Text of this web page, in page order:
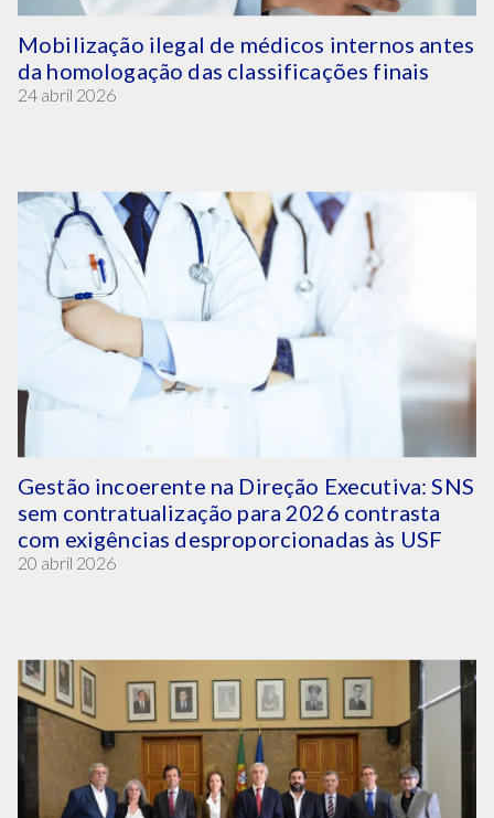
Mobilização ilegal de médicos internos antes
da homologação das classificações finais
24 abril 2026
Gestão incoerente na Direção Executiva: SNS
sem contratualização para 2026 contrasta
com exigências desproporcionadas às USF
20 abril 2026